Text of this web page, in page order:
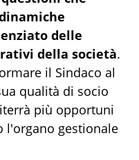
delle
della società.
il Sindaco al
qualità di socio
più opportuni
l'organo gestionale